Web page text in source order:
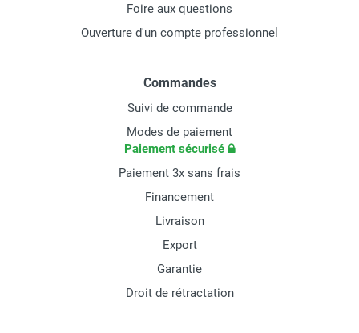
Foire aux questions
Ouverture d'un compte professionnel
Commandes
Suivi de commande
Modes de paiement
Paiement sécurisé
Paiement 3x sans frais
Financement
Livraison
Export
Garantie
Droit de rétractation